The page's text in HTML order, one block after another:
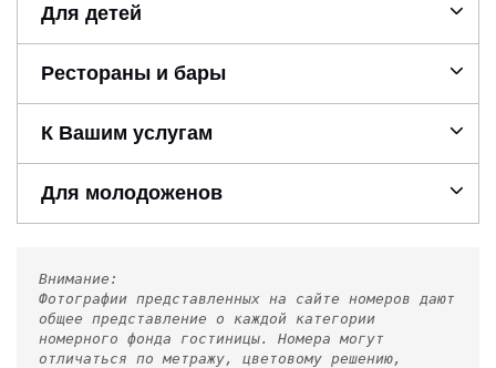
Для детей
Рестораны и бары
К Вашим услугам
Для молодоженов
Внимание:
Фотографии представленных на сайте номеров дают
общее представление о каждой категории
номерного фонда гостиницы. Номера могут
отличаться по метражу, цветовому решению,